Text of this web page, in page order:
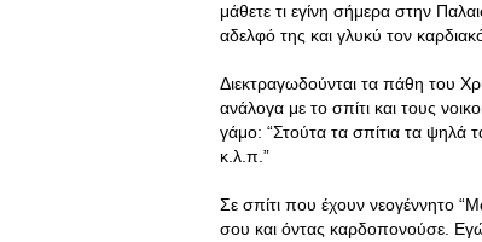
μάθετε τι εγίνη σήμερα στην
αδελφό της και γλυκύ τον
Διεκτραγωδούνται τα πάθη του
ανάλογα με το σπίτι και τους
γάμo: “Στούτα τα σπίτια τα ψηλά
κ.λ.π.”
Σε σπίτι που έχουν νεογέννητο
σου και όντας καρδοπονούσε.